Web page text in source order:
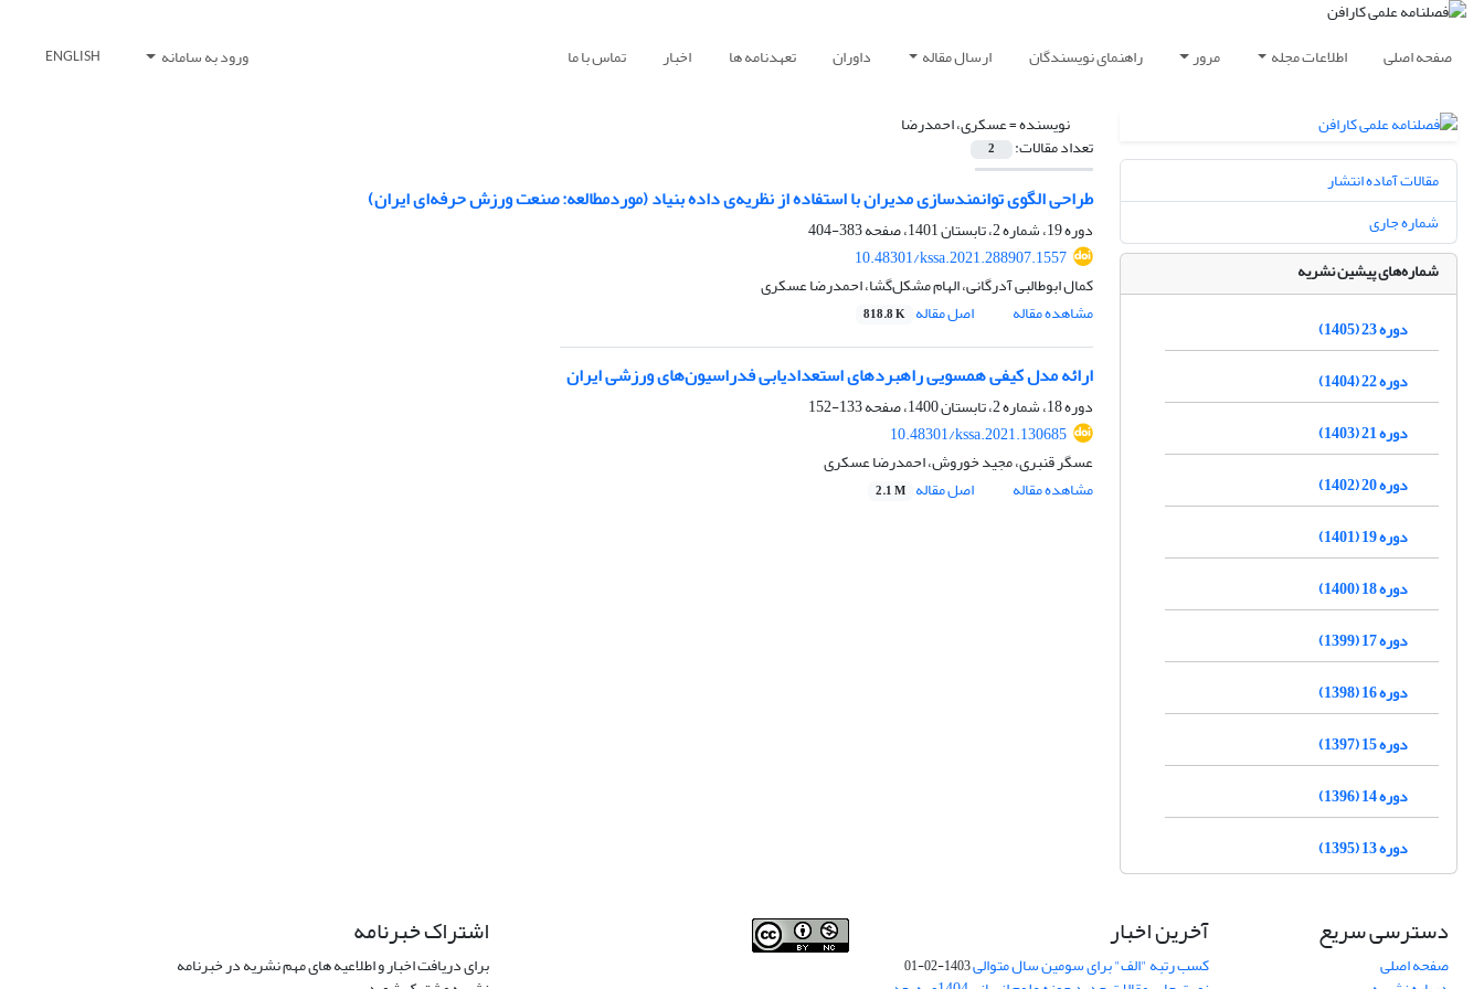
صفحه اصلی اطلاعات مجله مرور راهنمای نویسندگان ارسال مقاله داوران تعهدنامه ها اخبار تماس با ما ورود به سامانه ENGLISH
نویسنده =عسکری، احمدرضا
تعداد مقالات: 2
طراحی الگوی توانمندسازی مدیران با استفاده از نظریه‌ی داده بنیاد (موردمطالعه: صنعت ورزش حرفه‌ای ایران)
دوره 19، شماره 2، تابستان 1401، صفحه
383-404
10.48301/kssa.2021.288907.1557
کمال ابوطالبی آدرگانی، الهام مشکل‌گشا، احمدرضا عسکری
مشاهده مقاله
اصل مقاله 818.8 K
ارائه مدل کیفی همسویی راهبردهای استعدادیابی فدراسیون‌های ورزشی ایران
دوره 18، شماره 2، تابستان 1400، صفحه
133-152
10.48301/kssa.2021.130685
عسگر قنبری، مجید خوروش، احمدرضا عسکری
مشاهده مقاله
اصل مقاله 2.1 M
مقالات آماده انتشار
شماره جاری
شماره‌های پیشین نشریه
دوره 23 (1405)
دوره 22 (1404)
دوره 21 (1403)
دوره 20 (1402)
دوره 19 (1401)
دوره 18 (1400)
دوره 17 (1399)
دوره 16 (1398)
دوره 15 (1397)
دوره 14 (1396)
دوره 13 (1395)
دسترسی سریع
صفحه اصلی
آخرین اخبار
کسب رتبه "الف" برای سومین سال متوالی1403-02-01
اشتراک خبرنامه
برای دریافت اخبار و اطلاعیه های مهم نشریه در خبرنامه